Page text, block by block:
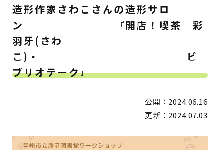
造形作家さわこさんの造形サロ
ン 『開店！喫茶 彩
羽牙(さわ
こ)・ ビ
ブリオテーク』
公開：2024.06.16
更新：2024.07.03
塩山図書館
甘草屋敷子ども図書館